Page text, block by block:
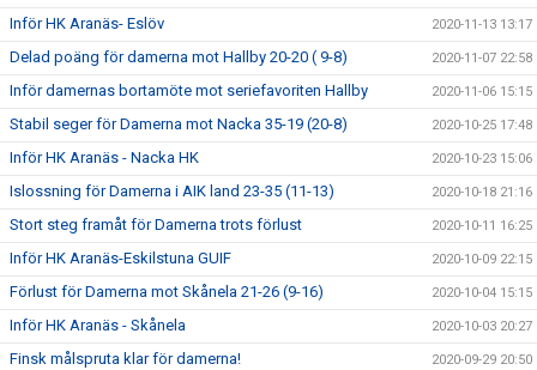
Inför HK Aranäs- Eslöv 2020-11-13 13:17
Delad poäng för damerna mot Hallby 20-20 ( 9-8) 2020-11-07 22:58
Inför damernas bortamöte mot seriefavoriten Hallby 2020-11-06 15:15
Stabil seger för Damerna mot Nacka 35-19 (20-8) 2020-10-25 17:48
Inför HK Aranäs - Nacka HK 2020-10-23 15:06
Islossning för Damerna i AIK land 23-35 (11-13) 2020-10-18 21:16
Stort steg framåt för Damerna trots förlust 2020-10-11 16:25
Inför HK Aranäs-Eskilstuna GUIF 2020-10-09 22:15
Förlust för Damerna mot Skånela 21-26 (9-16) 2020-10-04 15:15
Inför HK Aranäs - Skånela 2020-10-03 20:27
Finsk målspruta klar för damerna! 2020-09-29 20:50